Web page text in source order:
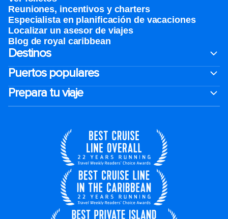
Reuniones, incentivos y charters​
Especialista en planificación de vacaciones
Localizar un asesor de viajes
Blog de royal caribbean
Destinos
Puertos populares
Prepara tu viaje